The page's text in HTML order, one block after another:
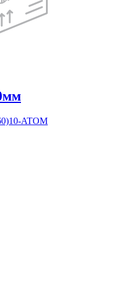
ATOM